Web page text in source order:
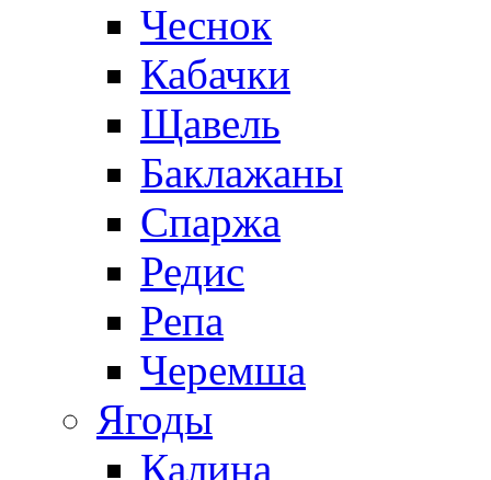
Чеснок
Кабачки
Щавель
Баклажаны
Спаржа
Редис
Репа
Черемша
Ягоды
Калина